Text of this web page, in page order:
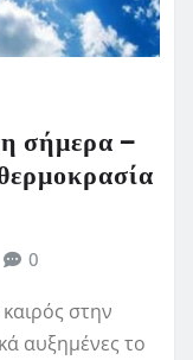
σήμερα –
0
στην
αυξημένες το